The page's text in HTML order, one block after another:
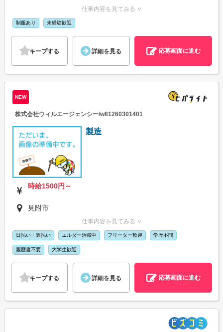
仕事内容を見てみる ∨
制服あり 未経験歓迎
キープする 詳細を見る 応募画面に進む
NEW
株式会社ウィルエージェンシー/w81260301401
製造
時給1500円～
見附市
仕事内容を見てみる ∨
日払い・週払い エルダー活躍中 フリーター歓迎 学歴不問
履歴書不要 大学生歓迎
キープする 詳細を見る 応募画面に進む